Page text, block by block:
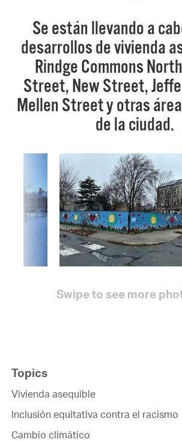
Se están llevando a
desarrollos de vivienda
Rindge Commons
Street, New Street,
Mellen Street y otras
de la ciudad.
Topics
Vivienda asequible
Inclusión equitativa contra el racismo
Cambio climático